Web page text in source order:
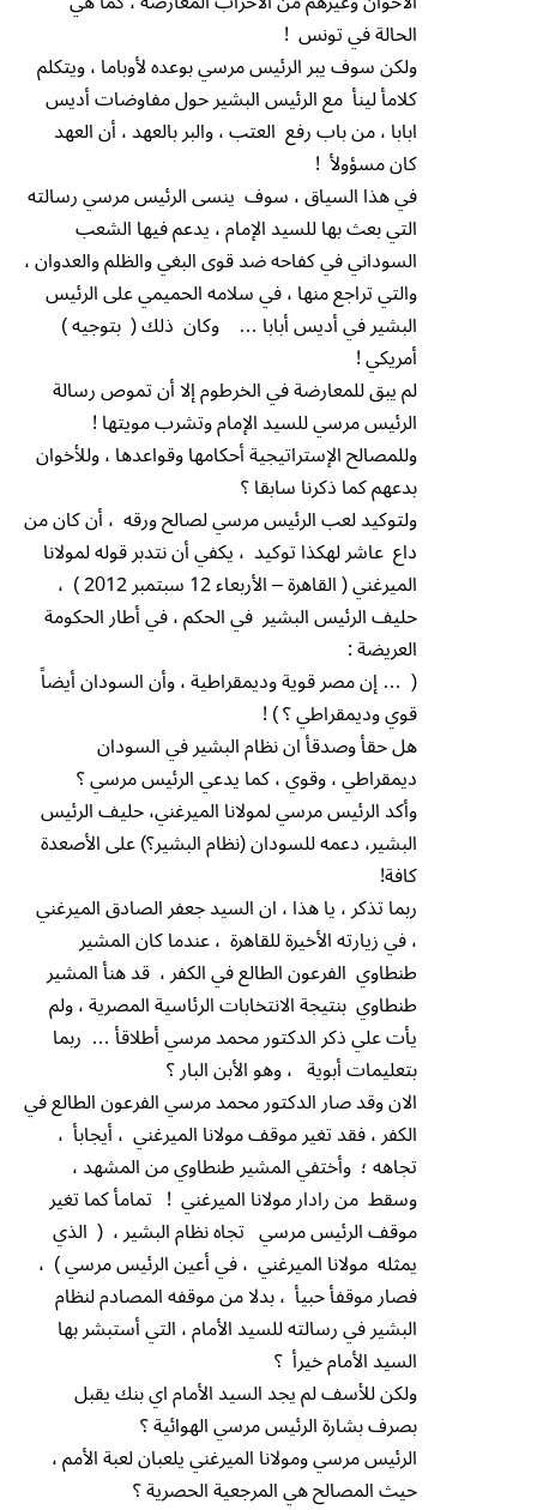
الحالة في تونس !
ولكن سوف يبر الرئيس مرسي بوعده لأوباما ، ويتكلم
كلامأ لينأ مع الرئيس البشير حول مفاوضات أديس
ابابا ، من باب رفع العتب ، والبر بالعهد ، أن العهد
كان مسؤولأ !
في هذا السياق ، سوف ينسى الرئيس مرسي رسالته
التي بعث بها للسيد الإمام ، يدعم فيها الشعب
السوداني في كفاحه ضد قوى البغي والظلم والعدوان ،
والتي تراجع منها ، في سلامه الحميمي على الرئيس
البشير في أديس أبابا … وكان ذلك ( بتوجيه )
أمريكي !
لم يبق للمعارضة في الخرطوم إلا أن تموص رسالة
الرئيس مرسي للسيد الإمام وتشرب مويتها !
وللمصالح الإستراتيجية أحكامها وقواعدها ، وللأخوان
بدعهم كما ذكرنا سابقا ؟
ولتوكيد لعب الرئيس مرسي لصالح ورقه ، أن كان من
داع عاشر لهكذا توكيد ، يكفي أن نتدبر قوله لمولانا
الميرغني ( القاهرة – الأربعاء 12 سبتمبر 2012 ) ،
حليف الرئيس البشير في الحكم ، في أطار الحكومة
العريضة :
( … إن مصر قوية وديمقراطية ، وأن السودان أيضاً
قوي وديمقراطي ؟ ) !
هل حقأ وصدقأ ان نظام البشير في السودان
ديمقراطي ، وقوي ، كما يدعي الرئيس مرسي ؟
وأكد الرئيس مرسي لمولانا الميرغني، حليف الرئيس
البشير، دعمه للسودان (نظام البشير؟) على الأصعدة
كافة!
ربما تذكر ، يا هذا ، ان السيد جعفر الصادق الميرغني
، في زيارته الأخيرة للقاهرة ، عندما كان المشير
طنطاوي الفرعون الطالع في الكفر ، قد هنأ المشير
طنطاوي بنتيجة الانتخابات الرئاسية المصرية ، ولم
يأت علي ذكر الدكتور محمد مرسي أطلاقأ … ربما
بتعليمات أبوية ، وهو الأبن البار ؟
الان وقد صار الدكتور محمد مرسي الفرعون الطالع في
الكفر ، فقد تغير موقف مولانا الميرغني ، أيجابأ ،
تجاهه ؛ وأختفي المشير طنطاوي من المشهد ،
وسقط من رادار مولانا الميرغني ! تمامأ كما تغير
موقف الرئيس مرسي تجاه نظام البشير ، ( الذي
يمثله مولانا الميرغني ، في أعين الرئيس مرسي ) ،
فصار موقفأ حبيأ ، بدلا من موقفه المصادم لنظام
البشير في رسالته للسيد الأمام ، التي أستبشر بها
السيد الأمام خيرأ ؟
ولكن للأسف لم يجد السيد الأمام اي بنك يقبل
بصرف بشارة الرئيس مرسي الهوائية ؟
الرئيس مرسي ومولانا الميرغني يلعبان لعبة الأمم ،
حيث المصالح هي المرجعية الحصرية ؟